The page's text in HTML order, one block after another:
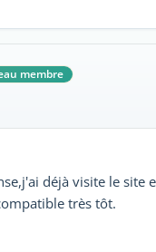
membre
déjà visite le site
très tôt.